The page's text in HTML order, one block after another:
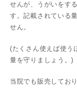
せんが、うがいをす
す。記載されている
せん。
(たくさん使えば使う
量を守りましょう。)
当院でも販売してお